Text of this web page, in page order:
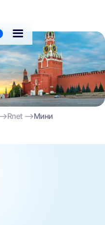
Rnet Мини